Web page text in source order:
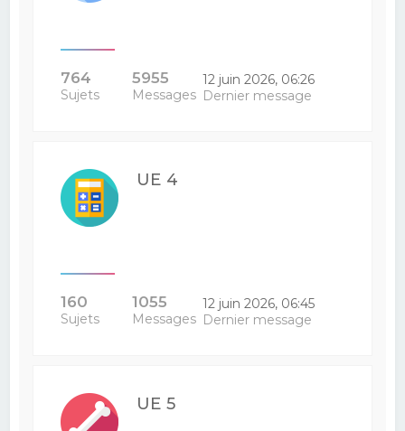
764
Sujets
5955
Messages
12 juin 2026, 06:26
Dernier message
UE 4
160
Sujets
1055
Messages
12 juin 2026, 06:45
Dernier message
UE 5